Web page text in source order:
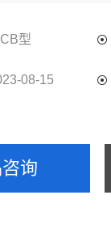
型
08-15
询